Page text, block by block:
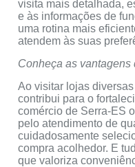
visita mais detalhada,
e às informações de
uma rotina mais
atendem às suas
Conheça as
Ao visitar lojas
contribui para o
comércio de Serra-ES
pelo atendimento de
cuidadosamente
compra acolhedor. E
que valoriza